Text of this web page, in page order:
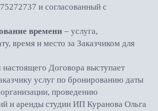
и согласованный с
времени – услуга,
время и место за Заказчиком для
Договора выступает
услуг по бронированию даты
проведению
и аренды студии ИП Куранова Ольга